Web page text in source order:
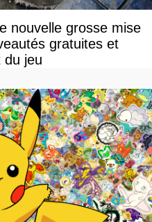
nouvelle grosse mise
gratuites et
du jeu